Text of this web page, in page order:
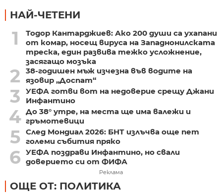
НАЙ-ЧЕТЕНИ
1
Тодор Кантарджиев: Ако 200 души са ухапани
от комар, носещ вируса на Западнонилската
треска, един развива тежко усложнение,
засягащо мозъка
2
38-годишен мъж изчезна във водите на
язовир „Доспат“
3
УЕФА готви вот на недоверие срещу Джани
Инфантино
4 До 38° утре, на места ще има валежи и
гръмотевици
5 След Мондиал 2026: БНТ излъчва още пет
големи събития пряко
6 УЕФА поздрави Инфантино, но свали
доверието си от ФИФА
Реклама
ОЩЕ ОТ: ПОЛИТИКА